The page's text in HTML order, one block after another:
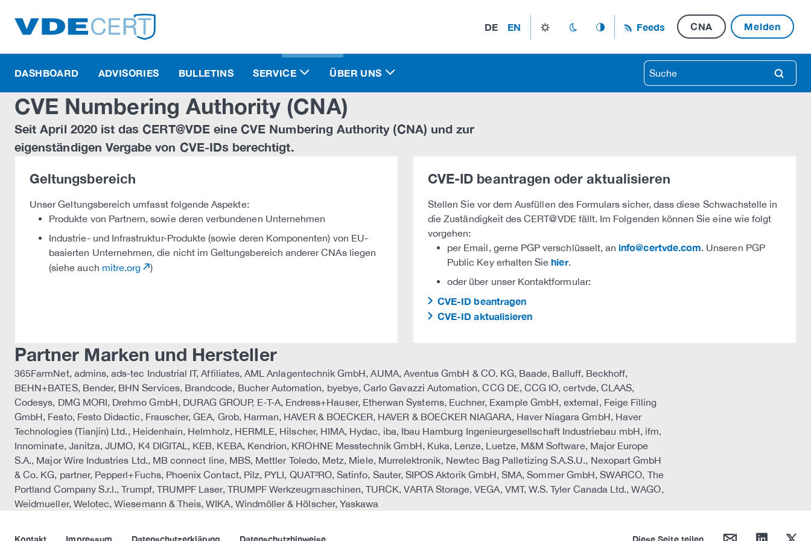
DE EN light_mode dark_mode auto_mode Feeds CNA Melden
search
DASHBOARD ADVISORIES BULLETINS SERVICE ÜBER UNS
CVE Numbering Authority (CNA)
Seit April 2020 ist das CERT@VDE eine CVE Numbering Authority (CNA) und zur
eigenständigen Vergabe von CVE-IDs berechtigt.
Geltungsbereich
Unser Geltungsbereich umfasst folgende Aspekte:
Produkte von Partnern, sowie deren verbundenen Unternehmen
Industrie- und Infrastruktur-Produkte (sowie deren Komponenten) von EU-
basierten Unternehmen, die nicht im Geltungsbereich anderer CNAs liegen
(siehe auch mitre.org )
CVE-ID beantragen oder aktualisieren
Stellen Sie vor dem Ausfüllen des Formulars sicher, dass diese Schwachstelle in
die Zuständigkeit des CERT@VDE fällt. Im Folgenden können Sie eine wie folgt
vorgehen:
per Email, gerne PGP verschlüsselt, an info@certvde.com. Unseren PGP
Public Key erhalten Siehier.
oder über unser Kontaktformular:
CVE-ID beantragen
CVE-ID aktualisieren
Partner Marken und Hersteller
365FarmNet, admins, ads-tec Industrial IT, Affiliates, AML Anlagentechnik GmbH, AUMA, Aventus GmbH & CO. KG, Baade, Balluff, Beckhoff,
BEHN+BATES, Bender, BHN Services, Brandcode, Bucher Automation, byebye, Carlo Gavazzi Automation, CCG DE, CCG IO, certvde, CLAAS,
Codesys, DMG MORI, Drehmo GmbH, DURAG GROUP, E-T-A, Endress+Hauser, Etherwan Systems, Euchner, Example GmbH, external, Feige Filling
GmbH, Festo, Festo Didactic, Frauscher, GEA, Grob, Harman, HAVER & BOECKER, HAVER & BOECKER NIAGARA, Haver Niagara GmbH, Haver
Technologies (Tianjin) Ltd., Heidenhain, Helmholz, HERMLE, Hilscher, HIMA, Hydac, iba, Ibau Hamburg Ingenieurgesellschaft Industriebau mbH, ifm,
Innominate, Janitza, JUMO, K4 DIGITAL, KEB, KEBA, Kendrion, KROHNE Messtechnik GmbH, Kuka, Lenze, Luetze, M&M Software, Major Europe
S.A., Major Wire Industries Ltd., MB connect line, MBS, Mettler Toledo, Metz, Miele, Murrelektronik, Newtec Bag Palletizing S.A.S.U., Nexopart GmbH
& Co. KG, partner, Pepperl+Fuchs, Phoenix Contact, Pilz, PYLI, QUAT²RO, Satinfo, Sauter, SIPOS Aktorik GmbH, SMA, Sommer GmbH, SWARCO, The
Portland Company S.r.l., Trumpf, TRUMPF Laser, TRUMPF Werkzeugmaschinen, TURCK, VARTA Storage, VEGA, VMT, W.S. Tyler Canada Ltd., WAGO,
Weidmueller, Welotec, Wiesemann & Theis, WIKA, Windmöller & Hölscher, Yaskawa